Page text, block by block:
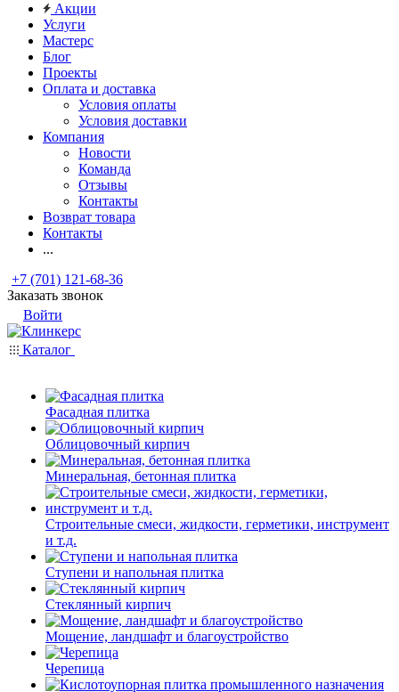
Акции
Услуги
Мастерс
Блог
Проекты
Оплата и доставка
Условия оплаты
Условия доставки
Компания
Новости
Команда
Отзывы
Контакты
Возврат товара
Контакты
...
+7 (701) 121-68-36
Заказать звонок
Войти
Каталог
Фасадная плитка
Облицовочный кирпич
Минеральная, бетонная плитка
Строительные смеси, жидкости, герметики, инструмент
и т.д.
Ступени и напольная плитка
Cтеклянный кирпич
Мощение, ландшафт и благоустройство
Черепица